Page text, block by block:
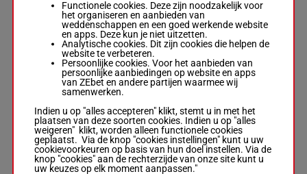
Oskar Kylin
Oskar
Kylin Blom
M/3 - 2140m-
1'15"7 - € 2.307
M/32140m1'15"7
€ 2.3072a Qa
NIGHT FLIGHT
Björn Goop-
Marcus Schön
M/3 - 2140m-
1'14"6
Qa
M/32140m1'14"6 Qa
Functionele cookies. Deze zijn noodzakelijk voor
het organiseren en aanbieden van
weddenschappen en een goed werkende website
en apps. Deze kun je niet uitzetten.
Analytische cookies. Dit zijn cookies die helpen de
website te verbeteren.
Persoonlijke cookies. Voor het aanbieden van
persoonlijke aanbiedingen op website en apps
van ZEbet en andere partijen waarmee wij
samenwerken.
Indien u op "alles accepteren" klikt, stemt u in met het
plaatsen van deze soorten cookies. Indien u op "alles
weigeren" klikt, worden alleen functionele cookies
geplaatst. Via de knop "cookies instellingen" kunt u uw
cookievoorkeuren op basis van hun doel instellen. Via de
knop "cookies" aan de rechterzijde van onze site kunt u
uw keuzes op elk moment aanpassen."